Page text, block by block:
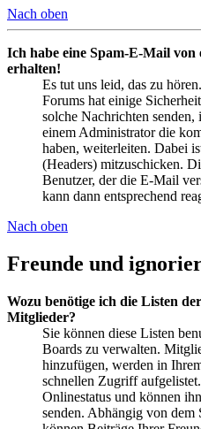
Nach oben
Ich habe eine Spam-E-Mail von
erhalten!
Es tut uns leid, das zu
Forums hat einige
solche Nachrichten
einem Administrator die
haben, weiterleiten. Dabei
(Headers) mitzuschicken.
Benutzer, der die E-Mail
kann dann entsprechend
Nach oben
Freunde und
Wozu benötige ich die Listen
Mitglieder?
Sie können diese Listen
Boards zu verwalten.
hinzufügen, werden in
schnellen Zugriff
Onlinestatus und können
senden. Abhängig von dem